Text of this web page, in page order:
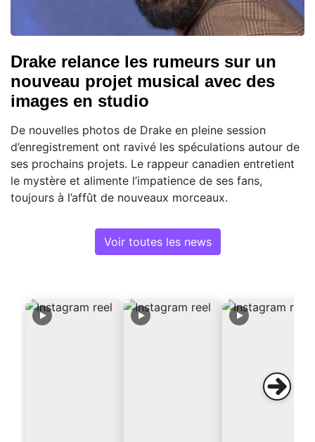
Drake relance les rumeurs sur un
nouveau projet musical avec des
images en studio
De nouvelles photos de Drake en pleine session
d’enregistrement ont ravivé les spéculations autour de
ses prochains projets. Le rappeur canadien entretient
le mystère et alimente l’impatience de ses fans,
toujours à l’affût de nouveaux morceaux.
Voir toutes les news